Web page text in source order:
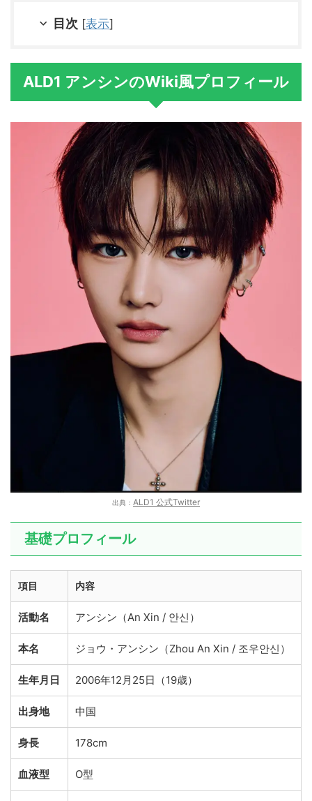
目次 [表示]
ALD1 アンシンのWiki風プロフィール
出典： ALD1 公式Twitter
基礎プロフィール
項目 内容
活動名 アンシン（An Xin / 안신）
本名 ジョウ・アンシン（Zhou An Xin / 조우안신）
生年月日 2006年12月25日（19歳）
出身地 中国
身長 178cm
血液型 O型